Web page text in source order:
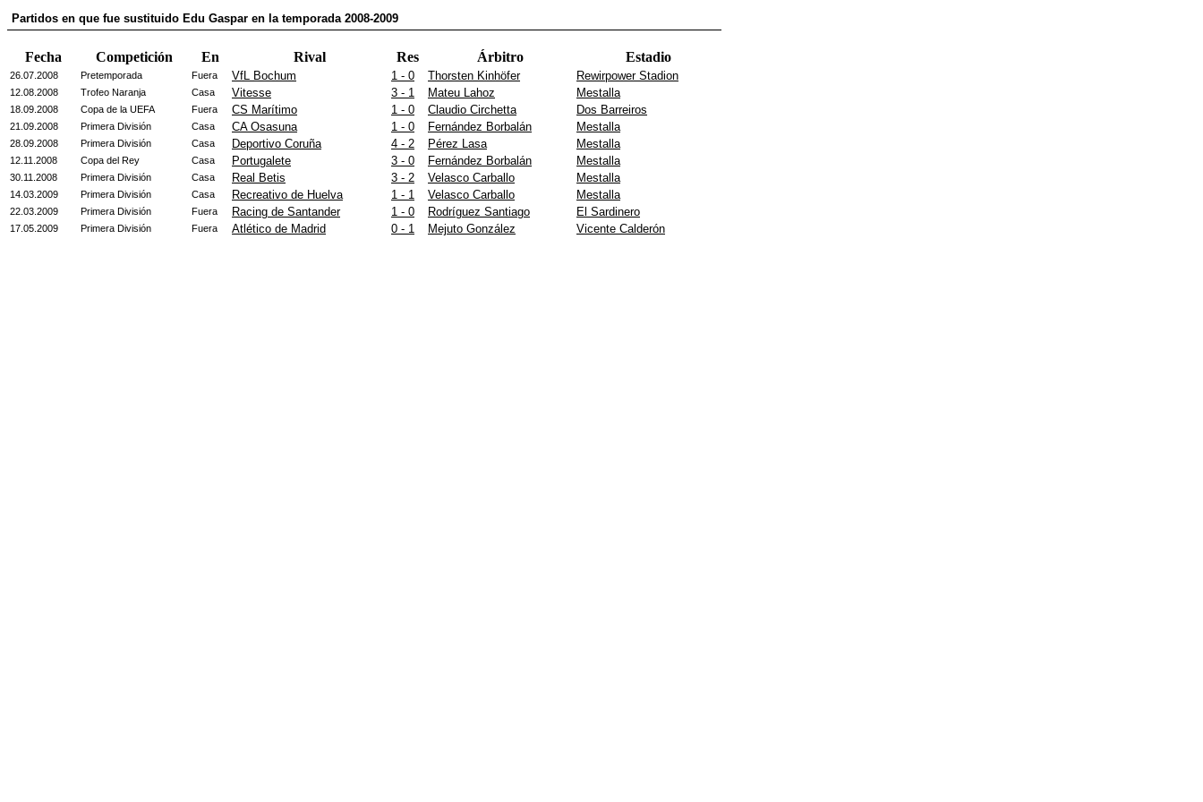
Partidos en que fue sustituido Edu Gaspar en la temporada 2008-2009
Fecha Competición En Rival Res Árbitro Estadio
26.07.2008 Pretemporada Fuera VfL Bochum 1 - 0 Thorsten Kinhöfer Rewirpower Stadion
12.08.2008 Trofeo Naranja Casa Vitesse 3 - 1 Mateu Lahoz Mestalla
18.09.2008 Copa de la UEFA Fuera CS Marítimo 1 - 0 Claudio Circhetta Dos Barreiros
21.09.2008 Primera División Casa CA Osasuna 1 - 0 Fernández Borbalán Mestalla
28.09.2008 Primera División Casa Deportivo Coruña 4 - 2 Pérez Lasa Mestalla
12.11.2008 Copa del Rey Casa Portugalete 3 - 0 Fernández Borbalán Mestalla
30.11.2008 Primera División Casa Real Betis 3 - 2 Velasco Carballo Mestalla
14.03.2009 Primera División Casa Recreativo de Huelva 1 - 1 Velasco Carballo Mestalla
22.03.2009 Primera División Fuera Racing de Santander 1 - 0 Rodríguez Santiago El Sardinero
17.05.2009 Primera División Fuera Atlético de Madrid 0 - 1 Mejuto González Vicente Calderón